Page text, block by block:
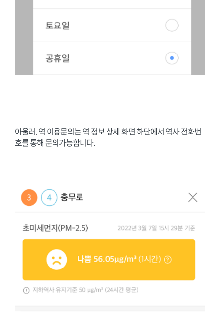
아울러, 역 이용문의는 역 정보 상세 화면 하단에서 역사 전화번
호를 통해 문의가능합니다.